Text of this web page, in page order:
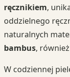
ręcznikiem,
oddzielnego
naturalnych
bambus,
W codziennej